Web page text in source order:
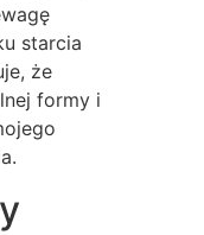
starcia
że
formy i